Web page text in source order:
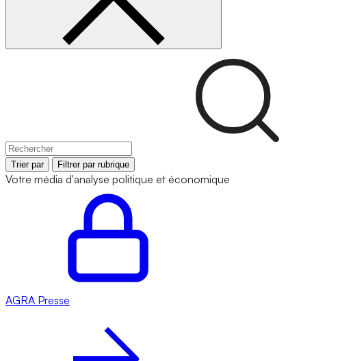
Trier par Filtrer par rubrique
Votre média d'analyse politique et économique
AGRA Presse